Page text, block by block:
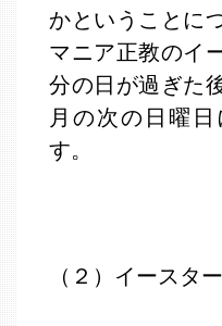
かということに
マニア正教のイ
分の日が過ぎた
月の次の日曜
す。
（２）イースタ